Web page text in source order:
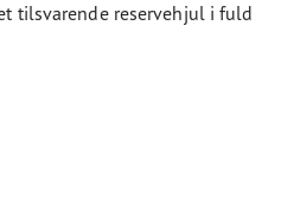
tilsvarende reservehjul i fuld